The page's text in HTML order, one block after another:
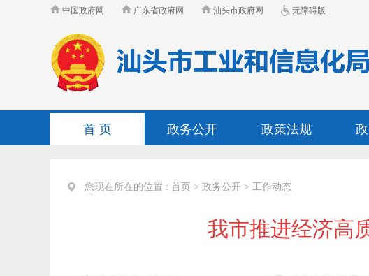
中国政府网 广东省政府网 汕头市政府网 无障碍版
首 页 政务公开 政策法规
您现在所在的位置 : 首页 > 政务公开 > 工作动态
我市推进经济高